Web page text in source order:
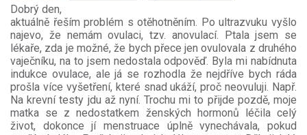
Dobrý den,
aktuálně řeším problém s otěhotněním. Po ultrazvuku vyšlo
najevo, že nemám ovulaci, tzv. anovulací. Ptala jsem se
lékaře, zda je možné, že bych přece jen ovulovala z druhého
vaječníku, na to jsem nedostala odpověď. Byla mi nabídnuta
indukce ovulace, ale já se rozhodla že nejdříve bych ráda
prošla více vyšetření, které snad ukáží, proč neovuluji. Např.
Na krevní testy jdu až nyní. Trochu mi to přijde pozdě, moje
matka se z nedostatkem ženských hormonů léčila celý
život, dokonce jí menstruace úplně vynechávala, pokud